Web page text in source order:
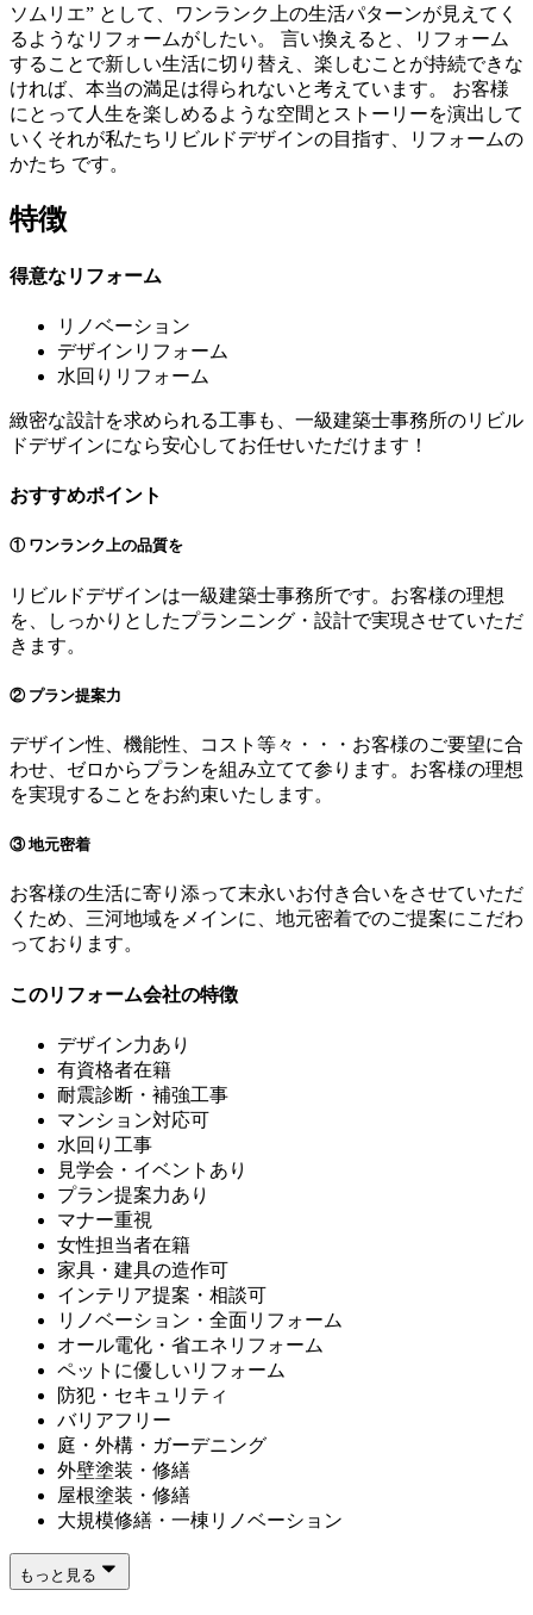
ソムリエ” として、ワンランク上の生活パターンが見えてく
るようなリフォームがしたい。 言い換えると、リフォーム
することで新しい生活に切り替え、楽しむことが持続できな
ければ、本当の満足は得られないと考えています。 お客様
にとって人生を楽しめるような空間とストーリーを演出して
いくそれが私たちリビルドデザインの目指す、リフォームの
かたち です。
特徴
得意なリフォーム
リノベーション
デザインリフォーム
水回りリフォーム
緻密な設計を求められる工事も、一級建築士事務所のリビル
ドデザインになら安心してお任せいただけます！
おすすめポイント
① ワンランク上の品質を
リビルドデザインは一級建築士事務所です。お客様の理想
を、しっかりとしたプランニング・設計で実現させていただ
きます。
② プラン提案力
デザイン性、機能性、コスト等々・・・お客様のご要望に合
わせ、ゼロからプランを組み立てて参ります。お客様の理想
を実現することをお約束いたします。
③ 地元密着
お客様の生活に寄り添って末永いお付き合いをさせていただ
くため、三河地域をメインに、地元密着でのご提案にこだわ
っております。
このリフォーム会社の特徴
デザイン力あり
有資格者在籍
耐震診断・補強工事
マンション対応可
水回り工事
見学会・イベントあり
プラン提案力あり
マナー重視
女性担当者在籍
家具・建具の造作可
インテリア提案・相談可
リノベーション・全面リフォーム
オール電化・省エネリフォーム
ペットに優しいリフォーム
防犯・セキュリティ
バリアフリー
庭・外構・ガーデニング
外壁塗装・修繕
屋根塗装・修繕
大規模修繕・一棟リノベーション
もっと見る